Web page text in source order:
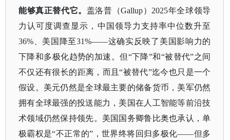
能够真正替代它。 盖洛普 （Gallup）2025年全球领导
力认可度调查显示，中国领导力支持率中位数升至
36%、美国降至31%——这确实反映了美国影响力的
下降和多极化趋势的加速。但“下降”和“被替代”之间
不仅还有很长的距离，而且“被替代”迄今也只是一个
假设。美元仍然是全球最主要的储备货币，美军仍然
拥有全球最强的投送能力，美国在人工智能等前沿技
术领域仍然保持领先。美国国务卿鲁比奥也承认，单
极霸权是“不正常的”，世界终将回归多极化——但多